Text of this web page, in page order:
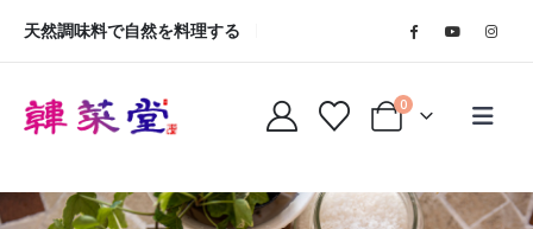
天然調味料で自然を料理する
0